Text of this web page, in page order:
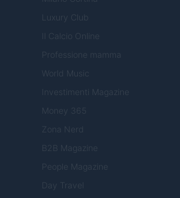
Luxury Club
Il Calcio Online
Professione mamma
World Music
Investimenti Magazine
Money 365
Zona Nerd
B2B Magazine
People Magazine
Day Travel